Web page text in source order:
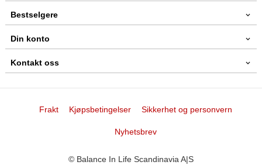
Bestselgere
Din konto
Kontakt oss
Frakt Kjøpsbetingelser Sikkerhet og personvern
Nyhetsbrev
© Balance In Life Scandinavia A|S